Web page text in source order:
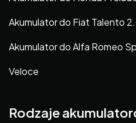
Akumulator do Fiat Talento
Akumulator do Alfa Romeo
Veloce
Rodzaje